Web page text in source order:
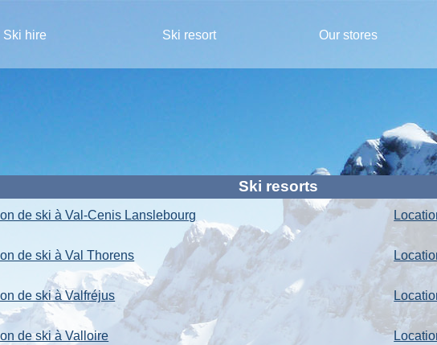
Ski hire Ski resort Our stores
Ski resorts
de ski à Val-Cenis Lanslebourg
de ski à Val Thorens
de ski à Valfréjus
de ski à Valloire